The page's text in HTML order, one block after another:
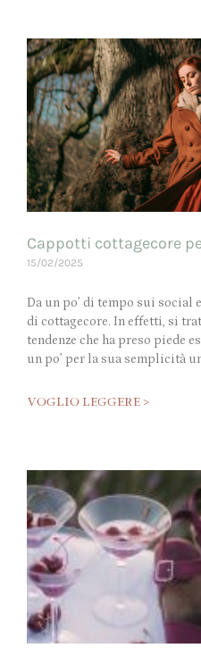
Cappotti cottagecore
15/02/2025
Da un po’ di tempo sui
di cottagecore. In effetti, si
tendenze che ha preso piede
un po’ per la sua semplicità
VOGLIO LEGGERE >